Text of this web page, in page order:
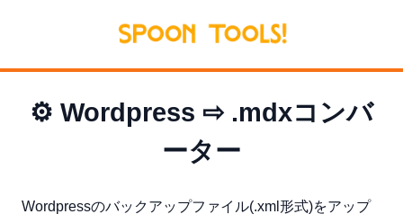
⚙️ Wordpress ⇨ .mdxコンバ
ーター
Wordpressのバックアップファイル(.xml形式)をアップ